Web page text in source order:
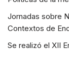
Jornadas sobre
Contextos de
Se realizó el XII